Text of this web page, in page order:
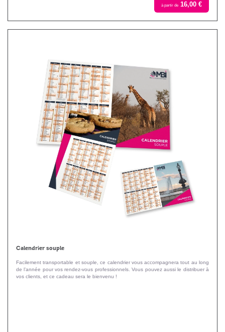
à partir de 16,00 €
Calendrier souple
Facilement transportable et souple, ce calendrier vous accompagnera tout au long
de l’année pour vos rendez-vous professionnels. Vous pouvez aussi le distribuer à
vos clients, et ce cadeau sera le bienvenu !